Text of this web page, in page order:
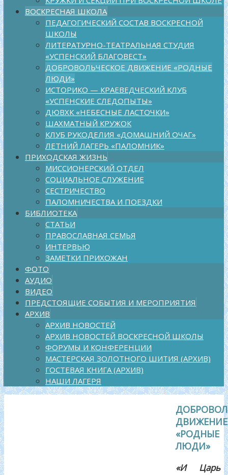
ВОСКРЕСНАЯ ШКОЛА
ПЕДАГОГИЧЕСКИЙ СОСТАВ ВОСКРЕСНОЙ
ШКОЛЫ
ЛИТЕРАТУРНО-ТЕАТРАЛЬНАЯ СТУДИЯ
«УСПЕНСКИЙ БЛАГОВЕСТ»
ДОБРОВОЛЬЧЕСКОЕ ДВИЖЕНИЕ «РОДНЫЕ
ЛЮДИ»
ИСТОРИКО — КРАЕВЕДЧЕСКИЙ КЛУБ
«УСПЕНСКИЕ СЛЕДОПЫТЫ»
ДЮВХК «НЕБЕСНЫЕ ЛАСТОЧКИ»
ШАХМАТНЫЙ КРУЖОК
КЛУБ РУКОДЕЛИЯ «ДОМАШНИЙ ОЧАГ»
ЛЕТНИЙ ЛАГЕРЬ «ПАЛОМНИК»
ПРИХОДСКАЯ ЖИЗНЬ
МИССИОНЕРСКИЙ ОТДЕЛ
СОЦИАЛЬНОЕ СЛУЖЕНИЕ
СЕСТРИЧЕСТВО
ПАЛОМНИЧЕСТВА И ПОЕЗДКИ
БИБЛИОТЕКА
СТАТЬИ
ПРАВОСЛАВНАЯ СЕМЬЯ
ИНТЕРВЬЮ
ЗАМЕТКИ ПРИХОЖАН
ФОТО
АУДИО
ВИДЕО
ПРЕДСТОЯЩИЕ СОБЫТИЯ И МЕРОПРИЯТИЯ
АРХИВ
АРХИВ НОВОСТЕЙ
АРХИВ НОВОСТЕЙ ВОСКРЕСНОЙ ШКОЛЫ
ФОРУМЫ И КОНФЕРЕНЦИИ
МАСТЕРСКАЯ ЗОЛОТНОГО ШИТИЯ (АРХИВ)
ГОСТЕВАЯ КНИГА (АРХИВ)
НАШИ ЛАГЕРЯ
ДВИЖЕНИЕ
«РОДНЫЕ
ЛЮДИ»
«И Царь